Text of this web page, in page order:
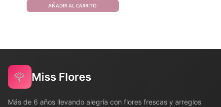
AÑADIR AL CARRITO
🌹 Miss Flores
Más de 6 años llevando alegría con flores frescas y arreglos